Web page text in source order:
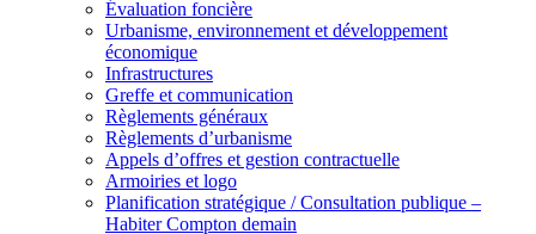
Évaluation foncière
Urbanisme, environnement et développement
économique
Infrastructures
Greffe et communication
Règlements généraux
Règlements d’urbanisme
Appels d’offres et gestion contractuelle
Armoiries et logo
Planification stratégique / Consultation publique –
Habiter Compton demain